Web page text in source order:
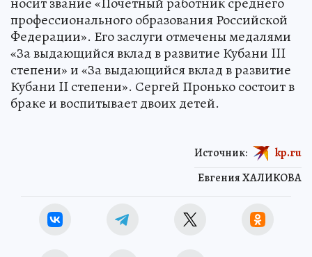
профессионального образования Российской
Федерации». Его заслуги отмечены медалями
«За выдающийся вклад в развитие Кубани III
степени» и «За выдающийся вклад в развитие
Кубани II степени». Сергей Пронько состоит в
браке и воспитывает двоих детей.
Евгения ХАЛИКОВА
Источник: kp.ru